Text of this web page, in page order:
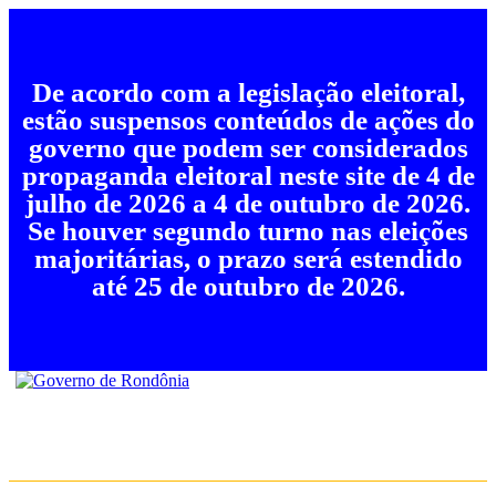
De acordo com a legislação eleitoral,
estão suspensos conteúdos de ações do
governo que podem ser considerados
propaganda eleitoral neste site de 4 de
julho de 2026 a 4 de outubro de 2026.
Se houver segundo turno nas eleições
majoritárias, o prazo será estendido
até 25 de outubro de 2026.